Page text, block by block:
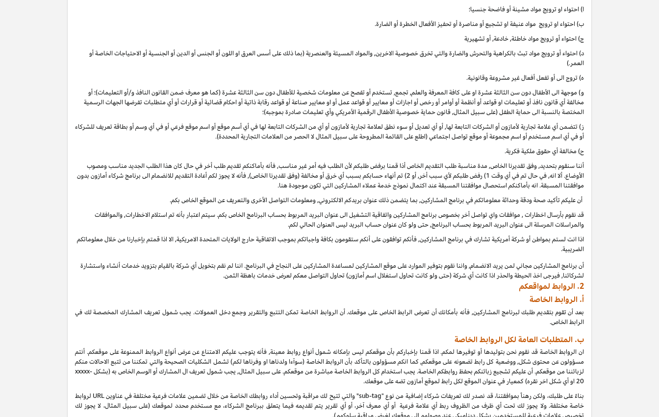
ا) احتواء او ترويج مواد مشينة أو فاضحة جنسيا؛
ب) احتواء او ترويج مواد عنيفة او تشجيع أو مناصرة أو تحفيز الأفعال الخطرة أو الضارة.
ج) احتواء أو ترويج مواد خاطئة, خادعة, أو تشهيرية
د) احتواء أو ترويج مواد تبث بالكراهية والتحرش والضارة والتي تخرق خصوصية الاخرين, والمواد المسيئة والعنصرية (بما ذلك على أسس العرق او اللون أو الجنس أو الدين أو الجنسية أو الاحتياجات الخاصة أو
العمر.)
ه) تروج الى أو تفعل أفعال غير مشروعة وقانونية.
و) موجهة الى الأطفال دون سن الثالثة عشرة او على كافة المعرفة والعلم, تجمع, تستخدم أو تفصح عن معلومات شخصية للأطفال دون سن الثالثة عشرة (كما هو معرف ضمن القانون النافذ و/أو التعليمات)؛ أو
مخالفة أي قانون نافذ أو تعليمات او قواعد أو أنظمة أو أوامر أو رخص أو اجازات أو معايير أو قواعد عمل أو او معايير صناعة أو قواعد رقابة ذاتية أو احكام قضائية أو قرارات أو أي متطلبات تفرضها الجهات الرسمية
المختصة بالنسبة الى حماية الطفل (على سبيل المثال, قانون حماية خصوصية الأطفال الرقمية الأمريكي وأي تعليمات صادرة بموجبه)؛
ز) تتضمن أي علامة تجارية لأمازون أو الشركات التابعة لها, أو أي تعديل أو سوء نطق لعلامة تجارية لأمازون أو أي من الشركات التابعة لها في أي أسم موقع أو اسم موقع فرعي أو في أي وسم أو بطاقة تعريف للشركاء
أو في أي اسم مستخدم أو اسم مجموعة أو موقع تواصل اجتماعي (اطلع على القائمة المطروحة على سبيل المثال لا الحصر من العلامات التجارية المحددة).
ح) مخالفة أي حقوق ملكية فكرية.
أننا سنقوم بتحديد, وفق تقديرنا الخاص, مدة مناسبة طلب التقديم الخاص أذا قمنا برفض طلبكم لأن الطلب فيه أمر غير مناسب, فأنه بأماكنكم تقديم طلب أخر في حال كان هذا الطلب الجديد مناسب ومصوب
الأوضاع. ألا انه, في حال تم في أي وقت 1) رفض طلبكم لأي سبب أخر, أو 2) تم أنهاء حسابكم بسبب أي خرق أو مخالفة (وفق تقديرنا الخاص), فأنه لا يجوز لكم أعادة التقديم للانضمام الى برنامج شركاء أمازون بدون
موافقتنا المسبقة. انه بأماكنكم استحصال موافقتنا المسبقة عند اكتمال نموذج خدمة عملاء المشاركين التي تكون موجودة هنا.
أن عليكم تأكيد صحة ودقة وحداثة معلوماتكم في برنامج المشاركين, بما يتضمن ذلك عنوان بريدكم الالكتروني, ومعلومات التواصل الأخرى والتعريف عن الموقع الخاص بكم.
قد نقوم بأرسال اخطارات , موافقات واي تواصل أخر بخصوص برنامج المشاركين واتفاقية التشغيل الى عنوان البريد المربوط بحساب البرنامج الخاص بكم. سيتم اعتبار بأنه تم استلام الاخطارات, والموافقات
والمراسلات المرسلة الى عنوان البريد المربوط بحساب البرنامج, حتى ولو كان عنوان حساب البريد ليس العنوان الحالي لكم.
اذا انت لستم بمواطن أو شركة أمريكية تشارك في برنامج المشاركين, فأنكم توافقون على أنكم ستقومون بكافة واجباتكم بموجب الاتفاقية حارج الولايات المتحدة الامريكية, الا اذا قمتم بإخبارنا من خلال معلوماتكم
الضريبية.
أن برنامج المشاركين مجاني لمن يريد الانضمام, واننا نقوم بتوفير الموارد على موقع المشاركين لمساعدة المشاركين على النجاح في البرنامج. اننا لم نقم بتخويل أي شركة بالقيام بتزويد خدمات أنشاء واستشارة
لشركائنا, فيرجى اخذ الحيطة والحذر اذا كانت أي شركة (حتى ولو كانت تحاول استغلال اسم أمازون) تحاول التواصل معكم لعرض خدمات باهظة الثمن.
2. الروابط لمواقعكم
أ. الروابط الخاصة
بعد أن تقوم بتقديم طلبك لبرنامج المشاركين, فأنه بأمكانك أن تعرض الرابط الخاص على موقعك. أن الروابط الخاصة تمكن التتبع والتقرير وجمع دخل العمولات. يجب شمول تعريف المشارك المخصصة لك في
الرابط الخاص.
ب. المتطلبات العامة لكل الروابط الخاصة
ان الروابط الخاصة قد نقوم نحن بتوليدها أو توفيرها لمكم. اذا قمنا بإخباركم بأن موقعكم ليس بإمكانه شمول أنواع روابط معينة, فأنه يتوجب عليكم الامتناع عن عرض أنواع الروابط الممنوعة على موقعكم. أنتم
مسؤولون عن محتوى شكل, ووضعية كل رابط تضعونه على موقعكم, كما انكم مسؤولون بالتأكد بأن الروابط الخاصة (سوآءا ولدناها او وفرناها لكم) تشمل الشكليات الصحيحة والتي تمكننا من تتبع الاحالات منكم
لزبائننا من موقعكم. أن عليكم تشجيع زبائنكم بحفظ روابطكم الخاصة. يجب استخدام كل الروابط الخاصة مباشرة من موقعكم. على سبيل المثال, يجب شمول تعريف ال المشارك أو الوسم الخاص به (بشكلxxxxx-
20 او أي شكل اخر نقره) كمعيار في عنوان الموقع لكل رابط لموقع أمازون تضه على موقعك.
بناءً على طلبك، ولكن رهناً بموافقتنا، قد نصدر لك تعريفات شركاء إضافية من نوع "sub-tag" والتي تتيح لك مراقبة وتحسين أداء روابطك الخاصة من خلال تضمين علامات فرعية مختلفة في عناوين URL لروابط
خاصة مختلفة. ولا يجوز لك تحت أي ظرف من الظروف ربط أي علامة فرعية أو أي معرف آخر، أو أي تقرير يتم تقديمه فيما يتعلق ببرنامج الشركاء، مع مستخدم محدد لموقعك (على سبيل المثال، لا يجوز لك